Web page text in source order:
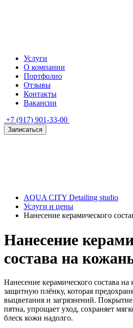
Услуги
О компании
Портфолио
Отзывы
Контакты
Вакансии
+7 (917) 901-33-00
Записаться
AQUA CITY Detailing studio
Услуги и цены
Нанесение керамического
Нанесение
состава на
Нанесение керамического состава
защитную плёнку, которая
выцветания и загрязнений. Покрытие
пятна, упрощает уход, сохраняет
блеск кожи надолго.